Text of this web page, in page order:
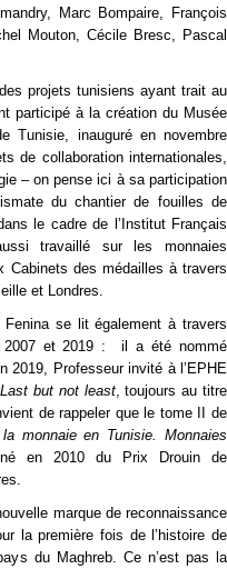
Marc Bompaire, François
Mouton, Cécile Bresc, Pascal
projets tunisiens ayant trait au
participé à la création du Musée
Tunisie, inauguré en novembre
de collaboration internationales,
– on pense ici à sa participation
du chantier de fouilles de
le cadre de l’Institut Français
travaillé sur les monnaies
Cabinets des médailles à travers
et Londres.
Fenina se lit également à travers
2007 et 2019 : il a été nommé
2019, Professeur invité à l’EPHE
Last but not least, toujours au titre
de rappeler que le tome II de
monnaie en Tunisie. Monnaies
en 2010 du Prix Drouin de
marque de reconnaissance
la première fois de l’histoire de
du Maghreb. Ce n’est pas la